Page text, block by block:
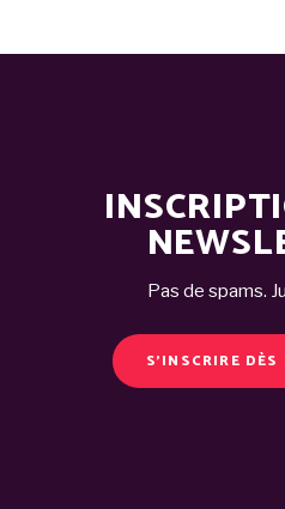
Pas de spams.
S'INSCRIRE